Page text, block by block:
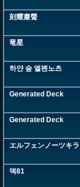
刻耀肅聲
竜星
하얀 숲 엘펜노츠
Generated Deck
Generated Deck
エルフェンノーツキ
덱81